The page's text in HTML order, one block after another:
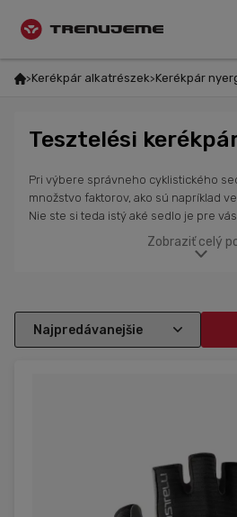
Kerékpár alkatrészek Kerékpár nyergek
Tesztelési
Pri výbere správneho cyklistického
množstvo faktorov, ako sú napríklad
Nie ste si teda istý aké sedlo je pre
u nás si môžete na vlastnej koži
talianskej značky Selle San Marco.
Zobraziť celý